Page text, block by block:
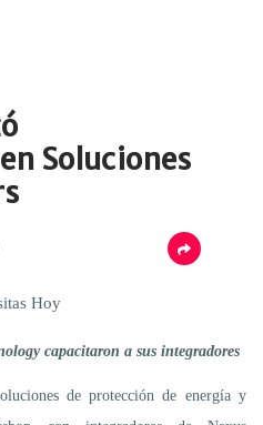
Soluciones
Hoy
capacitaron a sus integradores
de protección de energía y